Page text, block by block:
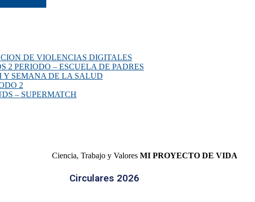
DE VIOLENCIAS DIGITALES
2 PERIODO – ESCUELA DE PADRES
Y SEMANA DE LA SALUD
2
– SUPERMATCH
Ciencia, Trabajo y ValoresMI PROYECTO DE VIDA
Circulares 2026